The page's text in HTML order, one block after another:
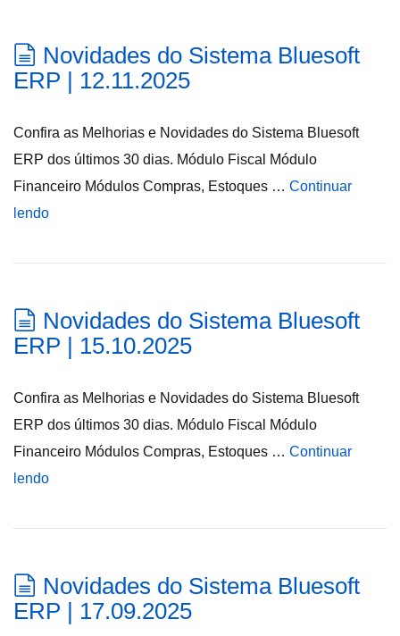
Novidades do Sistema Bluesoft
ERP | 12.11.2025
Confira as Melhorias e Novidades do Sistema Bluesoft
ERP dos últimos 30 dias. Módulo Fiscal Módulo
Financeiro Módulos Compras, Estoques … Continuar
lendo
Novidades do Sistema Bluesoft
ERP | 15.10.2025
Confira as Melhorias e Novidades do Sistema Bluesoft
ERP dos últimos 30 dias. Módulo Fiscal Módulo
Financeiro Módulos Compras, Estoques … Continuar
lendo
Novidades do Sistema Bluesoft
ERP | 17.09.2025